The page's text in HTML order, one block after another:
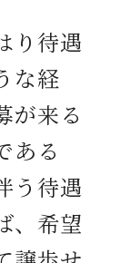
待遇
な経
が来る
ある
う待遇
、希望